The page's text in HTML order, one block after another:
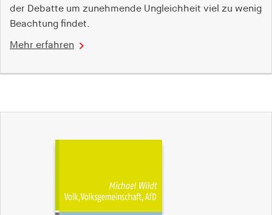
der Debatte um zunehmende Ungleichheit viel zu wenig
Beachtung findet.
Mehr erfahren